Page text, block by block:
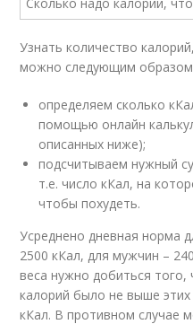
Узнать количество
можно следующим
определяем сколько
помощью онлайн
описанных ниже);
подсчитываем нужный
т.е. число кКал, на
чтобы похудеть.
Усреднено дневная норма
2500 кКал, для мужчин –
веса нужно добиться
калорий было не выше
кКал. В противном случае